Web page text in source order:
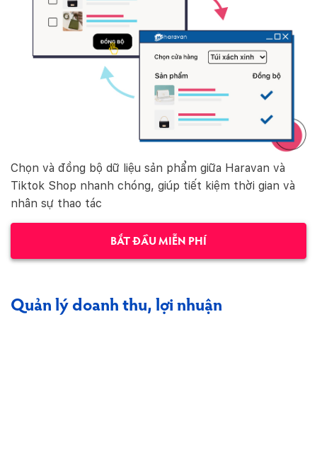
Chọn và đồng bộ dữ liệu sản phẩm giữa Haravan và
Tiktok Shop nhanh chóng, giúp tiết kiệm thời gian và
nhân sự thao tác
BẮT ĐẦU MIỄN PHÍ
Quản lý doanh thu, lợi nhuận